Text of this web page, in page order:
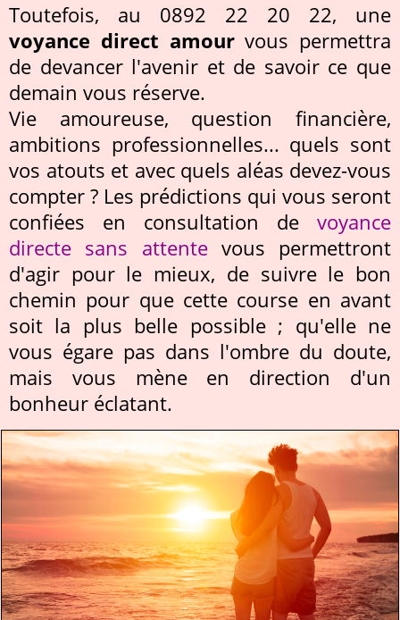
Toutefois, au 0892 22 20 22, une
voyance direct amourvous permettra
de devancer l'avenir et de savoir ce que
demain vous réserve.
Vie amoureuse, question financière,
ambitions professionnelles... quels sont
vos atouts et avec quels aléas devez-vous
compter ? Les prédictions qui vous seront
confiées en consultation de voyance
directe sans attentevous permettront
d'agir pour le mieux, de suivre le bon
chemin pour que cette course en avant
soit la plus belle possible ; qu'elle ne
vous égare pas dans l'ombre du doute,
mais vous mène en direction d'un
bonheur éclatant.